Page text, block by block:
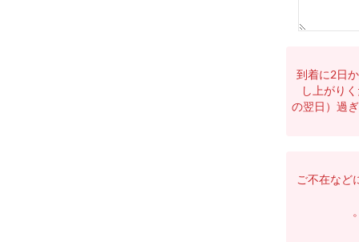
到着に2日
し上がり
の翌日）過
※ご不在な